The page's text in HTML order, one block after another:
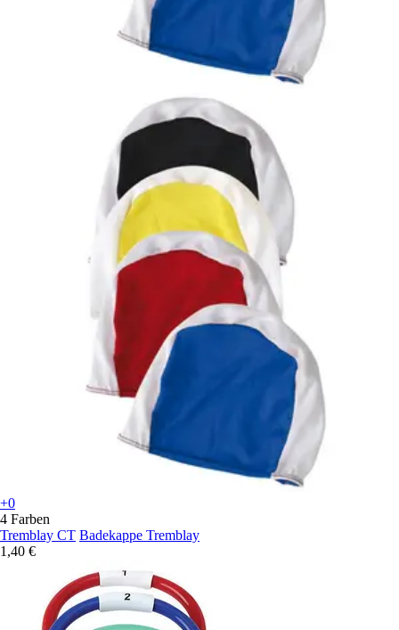
+0
4 Farben
Tremblay CT Badekappe Tremblay
1,40 €